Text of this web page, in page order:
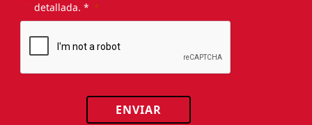
detallada. *
ENVIAR